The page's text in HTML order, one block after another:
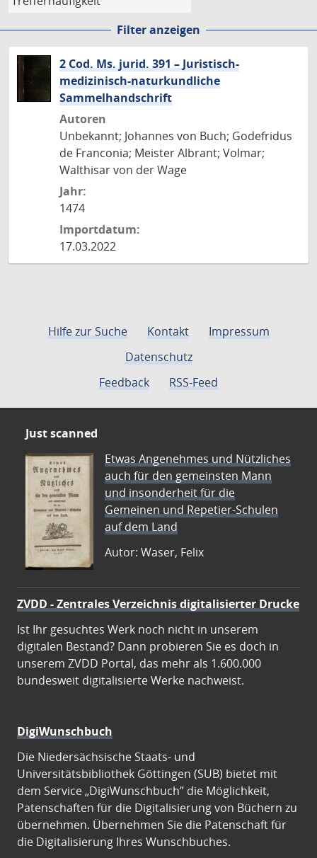
Filter anzeigen
2 Cod. Ms. jurid. 391 – Juristisch-
medizinisch-naturkundliche
Sammelhandschrift
Autoren
Unbekannt; Johannes von Buch; Godefridus
de Franconia; Meister Albrant; Volmar;
Walthisar von der Wage
Jahr:
1474
Importdatum:
17.03.2022
Hilfe zur Suche Kontakt
Impressum
Datenschutz
Feedback
RSS-Feed
Just scanned
Etwas Angenehmes und Nützliches
auch für den gemeinsten Mann
und insonderheit für die
Gemeinen und Repetier-Schulen
auf dem Land
Autor: Waser, Felix
ZVDD - Zentrales Verzeichnis digitalisierter Drucke
Ist Ihr gesuchtes Werk noch nicht in unserem
digitalen Bestand? Dann probieren Sie es doch in
unserem ZVDD Portal, das mehr als 1.600.000
bundesweit digitalisierte Werke nachweist.
DigiWunschbuch
Die Niedersächsische Staats- und
Universitätsbibliothek Göttingen (SUB) bietet mit
dem Service „DigiWunschbuch” die Möglichkeit,
Patenschaften für die Digitalisierung von Büchern zu
übernehmen. Übernehmen Sie die Patenschaft für
die Digitalisierung Ihres Wunschbuches.